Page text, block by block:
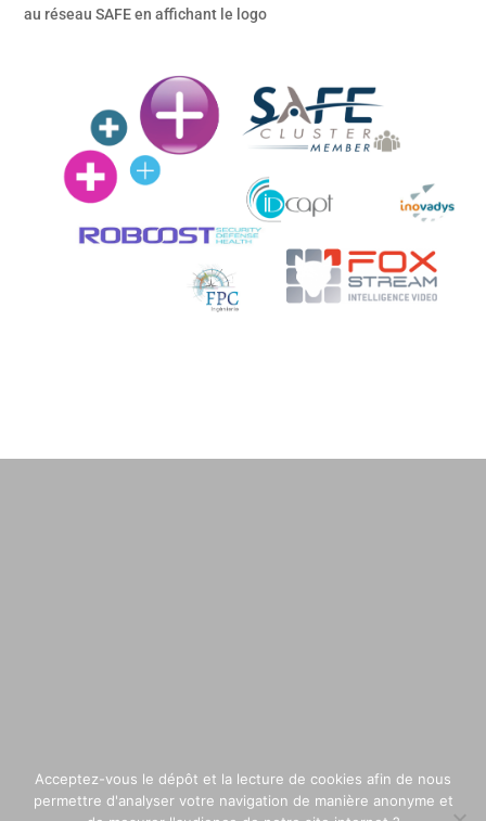
au réseau SAFE en affichant le logo
Acceptez-vous le dépôt et la lecture de cookies afin de nous
permettre d'analyser votre navigation de manière anonyme et